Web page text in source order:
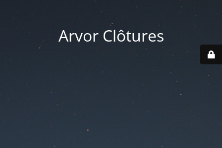
Arvor Clôtures